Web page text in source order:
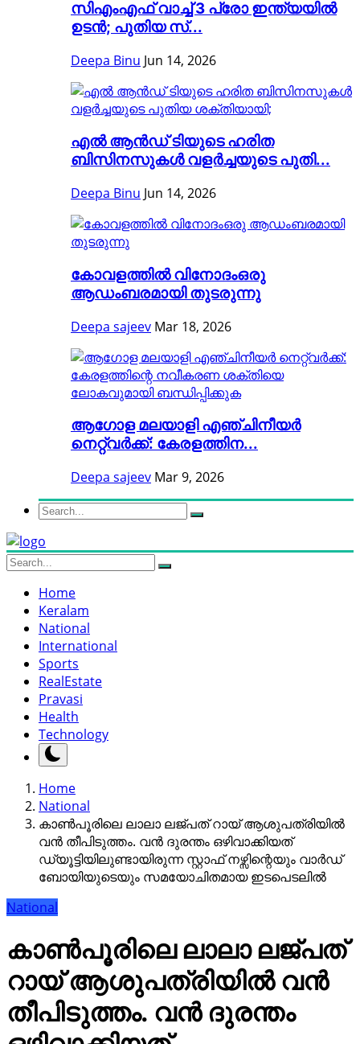
സിഎംഎഫ് വാച്ച് 3 പ്രോ ഇന്ത്യയിൽ
ഉടൻ; പുതിയ സ്...
Deepa Binu Jun 14, 2026
എൽ ആൻഡ് ടിയുടെ ഹരിത
ബിസിനസുകൾ വളർച്ചയുടെ പുതി...
Deepa Binu Jun 14, 2026
കോവളത്തിൽ വിനോദംഒരു
ആഡംബരമായി തുടരുന്നു
Deepa sajeev Mar 18, 2026
ആഗോള മലയാളി എഞ്ചിനീയർ
നെറ്റ്വർക്ക്: കേരളത്തിന...
Deepa sajeev Mar 9, 2026
Home
Keralam
National
International
Sports
RealEstate
Pravasi
Health
Technology
Home
National
കാൺപൂരിലെ ലാലാ ലജ്പത് റായ് ആശുപത്രിയിൽ
വൻ തീപിടുത്തം. വൻ ദുരന്തം ഒഴിവാക്കിയത്
ഡ്യൂട്ടിയിലുണ്ടായിരുന്ന സ്റ്റാഫ് നഴ്സിന്റെയും വാർഡ്
ബോയിയുടെയും സമയോചിതമായ ഇടപെടലിൽ
National
കാൺപൂരിലെ ലാലാ ലജ്പത്
റായ് ആശുപത്രിയിൽ വൻ
തീപിടുത്തം. വൻ ദുരന്തം